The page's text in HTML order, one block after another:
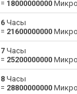
h
h
h
= 18000000000
6 Часы
= 21600000000
7 Часы
= 25200000000
8 Часы
= 28800000000